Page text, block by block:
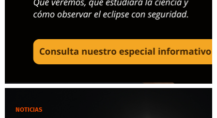
NOTICIAS